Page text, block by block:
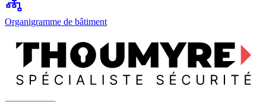
Organigramme de bâtiment